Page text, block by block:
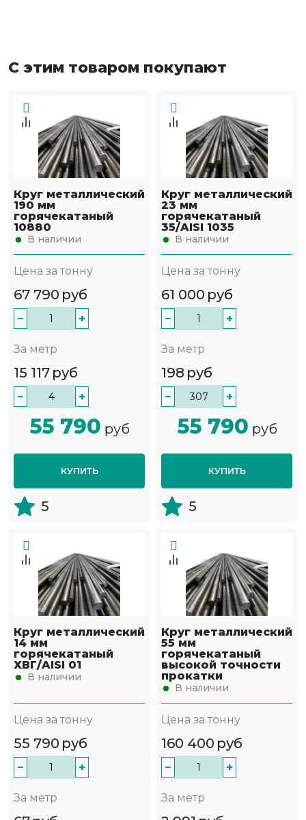
С этим товаром покупают
Круг металлический
190 мм
горячекатаный
10880
В наличии
Цена за тонну
67 790 руб
− +
За метр
15 117 руб
− +
55 790 руб
КУПИТЬ
5
Круг металлический
23 мм
горячекатаный
35/AISI 1035
В наличии
Цена за тонну
61 000 руб
− +
За метр
198 руб
− +
55 790 руб
КУПИТЬ
5
Круг металлический
14 мм
горячекатаный
ХВГ/AISI 01
В наличии
Цена за тонну
55 790 руб
− +
За метр
Круг металлический
55 мм
горячекатаный
высокой точности
прокатки
В наличии
Цена за тонну
160 400 руб
− +
За метр